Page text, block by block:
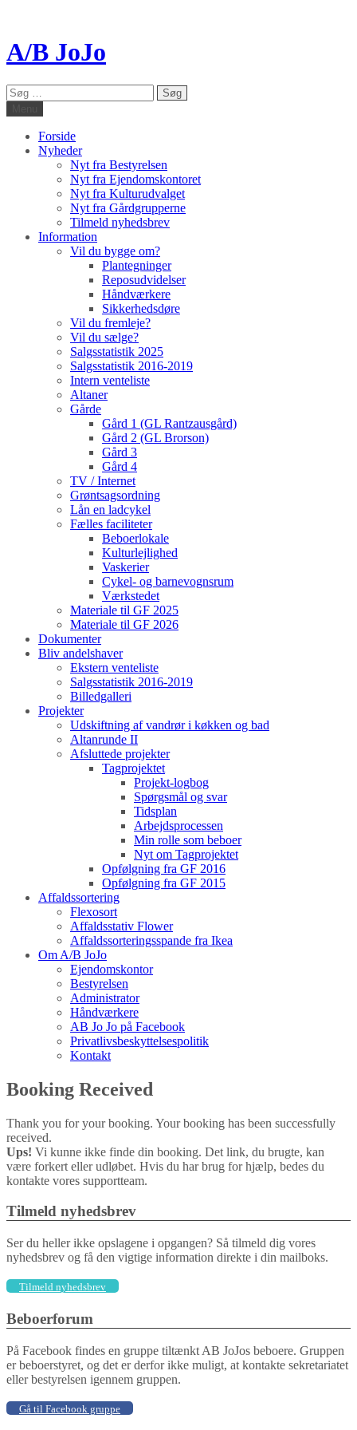
A/B JoJo
Søg
efter:
Forside
Nyheder
Nyt fra Bestyrelsen
Nyt fra Ejendomskontoret
Nyt fra Kulturudvalget
Nyt fra Gårdgrupperne
Tilmeld nyhedsbrev
Information
Vil du bygge om?
Plantegninger
Reposudvidelser
Håndværkere
Sikkerhedsdøre
Vil du fremleje?
Vil du sælge?
Salgsstatistik 2025
Salgsstatistik 2016-2019
Intern venteliste
Altaner
Gårde
Gård 1 (GL Rantzausgård)
Gård 2 (GL Brorson)
Gård 3
Gård 4
TV / Internet
Grøntsagsordning
Lån en ladcykel
Fælles faciliteter
Beboerlokale
Kulturlejlighed
Vaskerier
Cykel- og barnevognsrum
Værkstedet
Materiale til GF 2025
Materiale til GF 2026
Dokumenter
Bliv andelshaver
Ekstern venteliste
Salgsstatistik 2016-2019
Billedgalleri
Projekter
Udskiftning af vandrør i køkken og bad
Altanrunde II
Afsluttede projekter
Tagprojektet
Projekt-logbog
Spørgsmål og svar
Tidsplan
Arbejdsprocessen
Min rolle som beboer
Nyt om Tagprojektet
Opfølgning fra GF 2016
Opfølgning fra GF 2015
Affaldssortering
Flexosort
Affaldsstativ Flower
Affaldssorteringsspande fra Ikea
Om A/B JoJo
Ejendomskontor
Bestyrelsen
Administrator
Håndværkere
AB Jo Jo på Facebook
Privatlivsbeskyttelsespolitik
Kontakt
Booking Received
Thank you for your booking. Your booking has been successfully
received.
Ups! Vi kunne ikke finde din booking. Det link, du brugte, kan
være forkert eller udløbet. Hvis du har brug for hjælp, bedes du
kontakte vores supportteam.
Tilmeld nyhedsbrev
Ser du heller ikke opslagene i opgangen? Så tilmeld dig vores
nyhedsbrev og få den vigtige information direkte i din mailboks.
Tilmeld nyhedsbrev
Beboerforum
På Facebook findes en gruppe tiltænkt AB JoJos beboere. Gruppen
er beboerstyret, og det er derfor ikke muligt, at kontakte sekretariatet
eller bestyrelsen igennem gruppen.
Gå til Facebook gruppe